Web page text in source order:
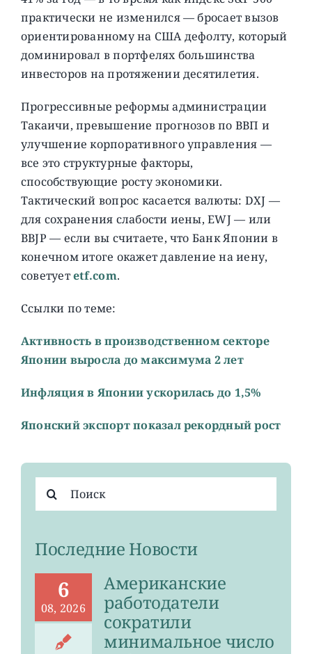
практически не изменился — бросает вызов
ориентированному на США дефолту, который
доминировал в портфелях большинства
инвесторов на протяжении десятилетия.
Прогрессивные реформы администрации
Такаичи, превышение прогнозов по ВВП и
улучшение корпоративного управления —
все это структурные факторы,
способствующие росту экономики.
Тактический вопрос касается валюты: DXJ —
для сохранения слабости иены, EWJ — или
BBJP — если вы считаете, что Банк Японии в
конечном итоге окажет давление на иену,
советуетetf.com.
Ссылки по теме:
Активность в производственном секторе
Японии выросла до максимума 2 лет
Инфляция в Японии ускорилась до 1,5%
Японский экспорт показал рекордный рост
поиска:
Последние Новости
6
08, 2026
Американские
работодатели
сократили
минимальное число